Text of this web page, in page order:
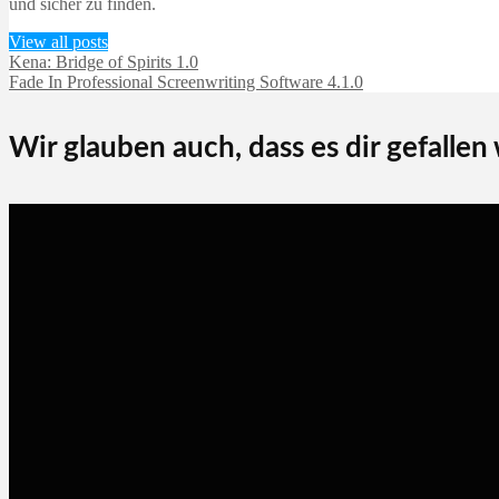
und sicher zu finden.
View all posts
Kena: Bridge of Spirits 1.0
Fade In Professional Screenwriting Software 4.1.0
Wir glauben auch, dass es dir gefallen